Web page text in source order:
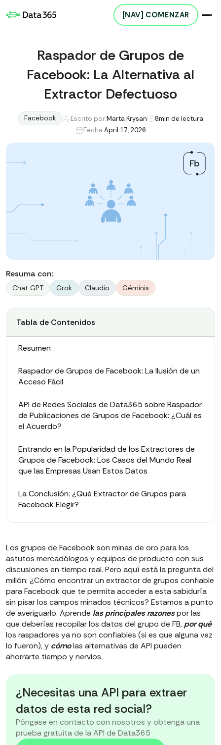
[NAV] COMENZAR
Raspador de Grupos de
Facebook: La Alternativa al
Extractor Defectuoso
Facebook Escrito por:Marta Krysan 8min de lectura
Fecha:April 17, 2026
Resuma con:
Chat GPT Grok Claudio Géminis
Tabla de Contenidos
Resumen
Raspador de Grupos de Facebook: La Ilusión de un
Acceso Fácil
API de Redes Sociales de Data365 sobre Raspador
de Publicaciones de Grupos de Facebook: ¿Cuál es
el Acuerdo?
Entrando en la Popularidad de los Extractores de
Grupos de Facebook: Los Casos del Mundo Real
que las Empresas Usan Estos Datos
La Conclusión: ¿Qué Extractor de Grupos para
Facebook Elegir?
Los grupos de Facebook son minas de oro para los
astutos mercadólogos y equipos de producto con sus
discusiones en tiempo real. Pero aquí está la pregunta del
millón: ¿Cómo encontrar un extractor de grupos confiable
para Facebook que te permita acceder a esta sabiduría
sin pisar los campos minados técnicos? Estamos a punto
de averiguarlo. Aprende las principales razonespor las
que deberías recopilar los datos del grupo de FB,por qué
los raspadores ya no son confiables (si es que alguna vez
lo fueron), y cómolas alternativas de API pueden
ahorrarte tiempo y nervios.
¿Necesitas una API para extraer
datos de esta red social?
Póngase en contacto con nosotros y obtenga una
prueba gratuita de la API de Data365